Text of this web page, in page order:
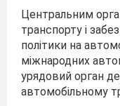
Центральним
транспорту і
політики на
міжнарод­них
урядовий орган
автомобільному